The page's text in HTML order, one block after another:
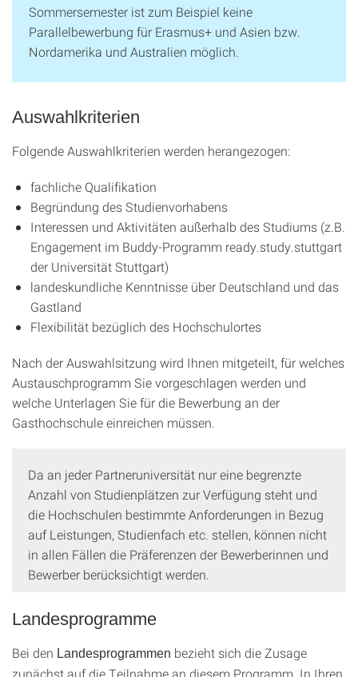
Sommersemester ist zum Beispiel keine
Parallelbewerbung für Erasmus+ und Asien bzw.
Nordamerika und Australien möglich.
Auswahlkriterien
Folgende Auswahlkriterien werden herangezogen:
fachliche Qualifikation
Begründung des Studienvorhabens
Interessen und Aktivitäten außerhalb des Studiums (z.B.
Engagement im Buddy-Programm ready.study.stuttgart
der Universität Stuttgart)
landeskundliche Kenntnisse über Deutschland und das
Gastland
Flexibilität bezüglich des Hochschulortes
Nach der Auswahlsitzung wird Ihnen mitgeteilt, für welches
Austauschprogramm Sie vorgeschlagen werden und
welche Unterlagen Sie für die Bewerbung an der
Gasthochschule einreichen müssen.
Da an jeder Partneruniversität nur eine begrenzte
Anzahl von Studienplätzen zur Verfügung steht und
die Hochschulen bestimmte Anforderungen in Bezug
auf Leistungen, Studienfach etc. stellen, können nicht
in allen Fällen die Präferenzen der Bewerberinnen und
Bewerber berücksichtigt werden.
Landesprogramme
Bei den Landesprogrammen bezieht sich die Zusage
zunächst auf die Teilnahme an diesem Programm. In Ihren